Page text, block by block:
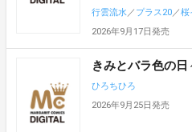
行雲流水／ プラス20／桜
2026年9月17日発売
きみとバラ色の日
ひろちひろ
2026年9月25日発売